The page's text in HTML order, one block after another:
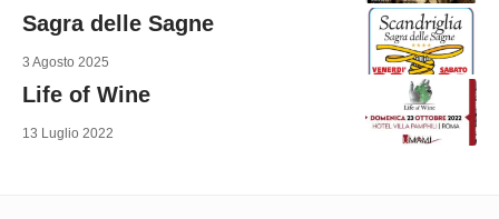
Sagra delle Sagne
3 Agosto 2025
Life of Wine
13 Luglio 2022